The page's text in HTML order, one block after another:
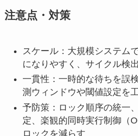
注意点・対策
スケール：大規模システム
になりやすく、サイクル検
一貫性：一時的な待ちを誤
測ウィンドウや閾値設定を
予防策：ロック順序の統一
定、楽観的同時実行制御（
ロックを減らす